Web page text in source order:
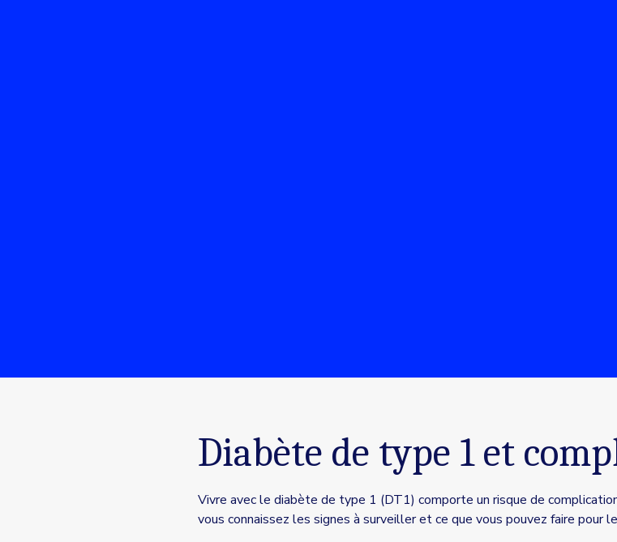
Diabète de type 1 et
Vivre avec le diabète de type 1 (DT1) comporte un risque de
vous connaissez les signes à surveiller et ce que vous pouvez faire pour